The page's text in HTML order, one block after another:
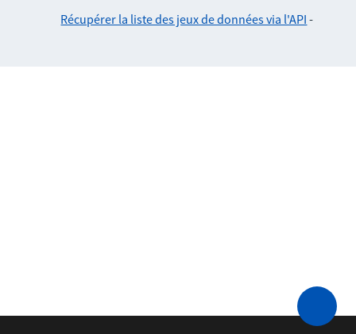
Récupérer la liste des jeux de données via l'API -